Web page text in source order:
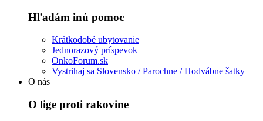
Hľadám inú pomoc
Krátkodobé ubytovanie
Jednorazový príspevok
OnkoForum.sk
Vystrihaj sa Slovensko / Parochne / Hodvábne šatky
O nás
O lige proti rakovine